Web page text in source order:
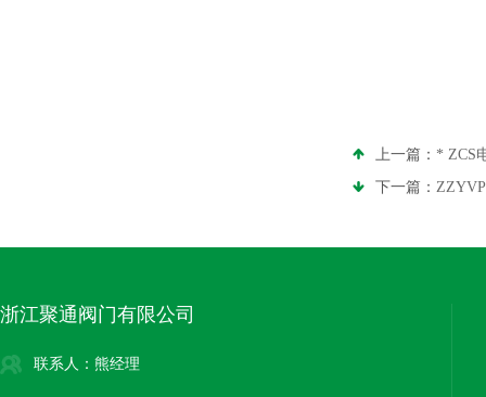
上一篇： * ZCS
下一篇：
浙江聚通阀门有限公司
联系人：熊经理